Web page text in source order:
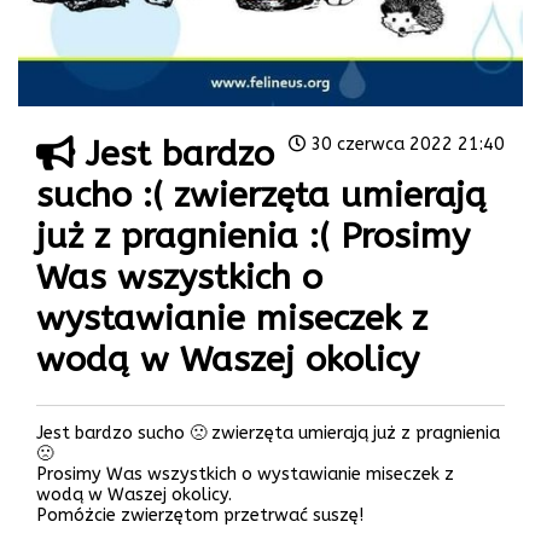
30 czerwca 2022 21:40
Jest bardzo
sucho :( zwierzęta umierają
już z pragnienia :( Prosimy
Was wszystkich o
wystawianie miseczek z
wodą w Waszej okolicy
Jest bardzo sucho 🙁 zwierzęta umierają już z pragnienia
🙁
Prosimy Was wszystkich o wystawianie miseczek z
wodą w Waszej okolicy.
Pomóżcie zwierzętom przetrwać suszę!